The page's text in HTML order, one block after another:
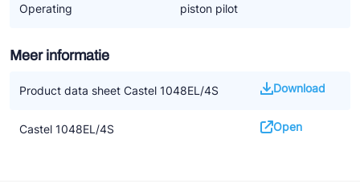
Operating piston pilot
Meer informatie
Product data sheet Castel 1048EL/4S Download
Castel 1048EL/4S Open